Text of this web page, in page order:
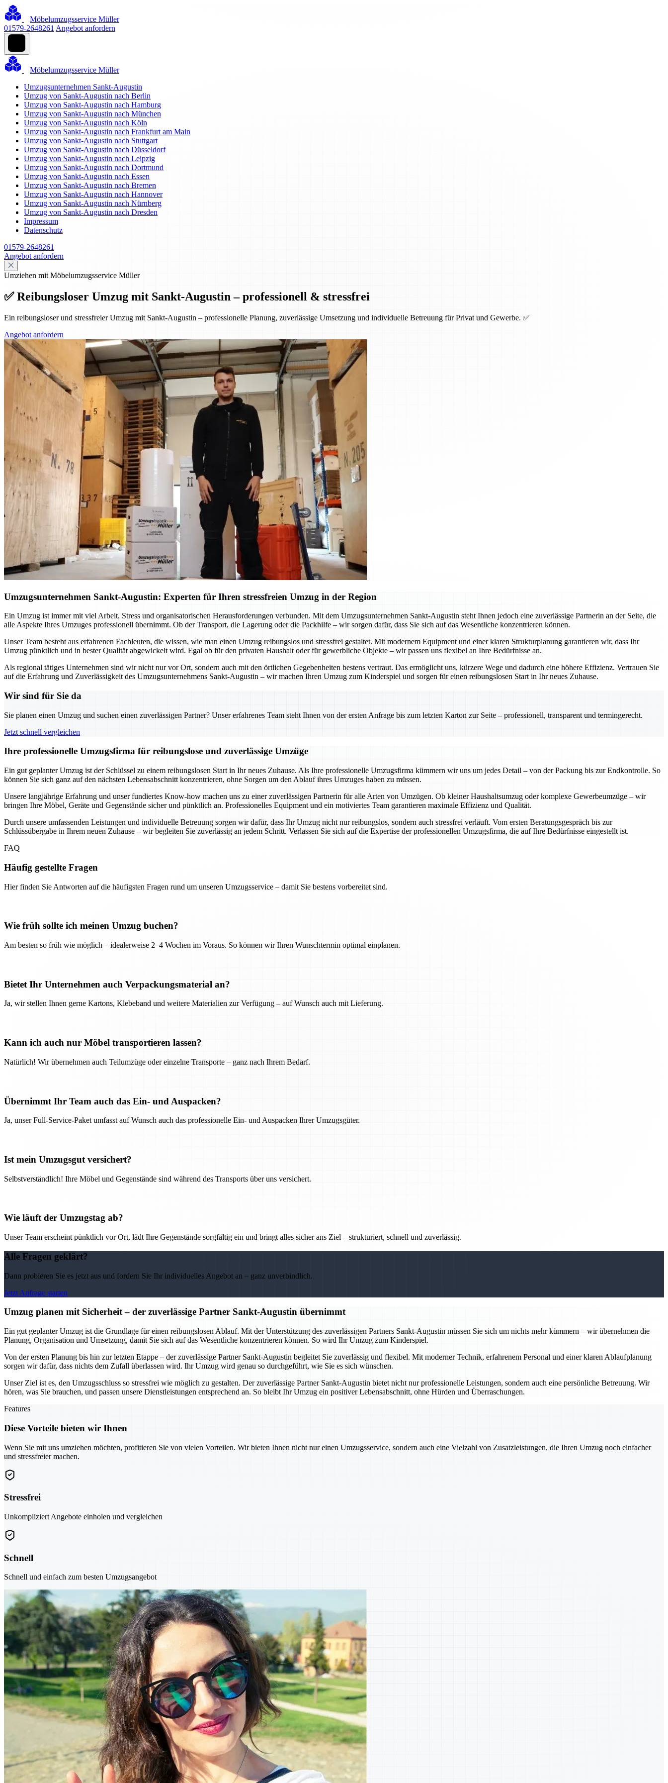
Möbelumzugsservice Müller
01579-2648261 Angebot anfordern
Möbelumzugsservice Müller
Umzugsunternehmen Sankt-Augustin
Umzug von Sankt-Augustin nach Berlin
Umzug von Sankt-Augustin nach Hamburg
Umzug von Sankt-Augustin nach München
Umzug von Sankt-Augustin nach Köln
Umzug von Sankt-Augustin nach Frankfurt am Main
Umzug von Sankt-Augustin nach Stuttgart
Umzug von Sankt-Augustin nach Düsseldorf
Umzug von Sankt-Augustin nach Leipzig
Umzug von Sankt-Augustin nach Dortmund
Umzug von Sankt-Augustin nach Essen
Umzug von Sankt-Augustin nach Bremen
Umzug von Sankt-Augustin nach Hannover
Umzug von Sankt-Augustin nach Nürnberg
Umzug von Sankt-Augustin nach Dresden
Impressum
Datenschutz
01579-2648261
Angebot anfordern
Umziehen mit Möbelumzugsservice Müller
✅ Reibungsloser Umzug mit Sankt-Augustin – professionell & stressfrei
Ein reibungsloser und stressfreier Umzug mit Sankt-Augustin – professionelle Planung, zuverlässige Umsetzung und individuelle Betreuung für Privat und Gewerbe. ✅
Angebot anfordern
Umzugsunternehmen Sankt-Augustin: Experten für Ihren stressfreien Umzug in der Region
Ein Umzug ist immer mit viel Arbeit, Stress und organisatorischen Herausforderungen verbunden. Mit dem Umzugsunternehmen Sankt-Augustin steht Ihnen jedoch eine zuverlässige Partnerin an der Seite, die
alle Aspekte Ihres Umzuges professionell übernimmt. Ob der Transport, die Lagerung oder die Packhilfe – wir sorgen dafür, dass Sie sich auf das Wesentliche konzentrieren können.
Unser Team besteht aus erfahrenen Fachleuten, die wissen, wie man einen Umzug reibungslos und stressfrei gestaltet. Mit modernem Equipment und einer klaren Strukturplanung garantieren wir, dass Ihr
Umzug pünktlich und in bester Qualität abgewickelt wird. Egal ob für den privaten Haushalt oder für gewerbliche Objekte – wir passen uns flexibel an Ihre Bedürfnisse an.
Als regional tätiges Unternehmen sind wir nicht nur vor Ort, sondern auch mit den örtlichen Gegebenheiten bestens vertraut. Das ermöglicht uns, kürzere Wege und dadurch eine höhere Effizienz. Vertrauen Sie
auf die Erfahrung und Zuverlässigkeit des Umzugsunternehmens Sankt-Augustin – wir machen Ihren Umzug zum Kinderspiel und sorgen für einen reibungslosen Start in Ihr neues Zuhause.
Wir sind für Sie da
Sie planen einen Umzug und suchen einen zuverlässigen Partner? Unser erfahrenes Team steht Ihnen von der ersten Anfrage bis zum letzten Karton zur Seite – professionell, transparent und termingerecht.
Jetzt schnell vergleichen
Ihre professionelle Umzugsfirma für reibungslose und zuverlässige Umzüge
Ein gut geplanter Umzug ist der Schlüssel zu einem reibungslosen Start in Ihr neues Zuhause. Als Ihre professionelle Umzugsfirma kümmern wir uns um jedes Detail – von der Packung bis zur Endkontrolle. So
können Sie sich ganz auf den nächsten Lebensabschnitt konzentrieren, ohne Sorgen um den Ablauf ihres Umzuges haben zu müssen.
Unsere langjährige Erfahrung und unser fundiertes Know-how machen uns zu einer zuverlässigen Partnerin für alle Arten von Umzügen. Ob kleiner Haushaltsumzug oder komplexe Gewerbeumzüge – wir
bringen Ihre Möbel, Geräte und Gegenstände sicher und pünktlich an. Professionelles Equipment und ein motiviertes Team garantieren maximale Effizienz und Qualität.
Durch unsere umfassenden Leistungen und individuelle Betreuung sorgen wir dafür, dass Ihr Umzug nicht nur reibungslos, sondern auch stressfrei verläuft. Vom ersten Beratungsgespräch bis zur
Schlüssübergabe in Ihrem neuen Zuhause – wir begleiten Sie zuverlässig an jedem Schritt. Verlassen Sie sich auf die Expertise der professionellen Umzugsfirma, die auf Ihre Bedürfnisse eingestellt ist.
FAQ
Häufig gestellte Fragen
Hier finden Sie Antworten auf die häufigsten Fragen rund um unseren Umzugsservice – damit Sie bestens vorbereitet sind.
Wie früh sollte ich meinen Umzug buchen?
Am besten so früh wie möglich – idealerweise 2–4 Wochen im Voraus. So können wir Ihren Wunschtermin optimal einplanen.
Bietet Ihr Unternehmen auch Verpackungsmaterial an?
Ja, wir stellen Ihnen gerne Kartons, Klebeband und weitere Materialien zur Verfügung – auf Wunsch auch mit Lieferung.
Kann ich auch nur Möbel transportieren lassen?
Natürlich! Wir übernehmen auch Teilumzüge oder einzelne Transporte – ganz nach Ihrem Bedarf.
Übernimmt Ihr Team auch das Ein- und Auspacken?
Ja, unser Full-Service-Paket umfasst auf Wunsch auch das professionelle Ein- und Auspacken Ihrer Umzugsgüter.
Ist mein Umzugsgut versichert?
Selbstverständlich! Ihre Möbel und Gegenstände sind während des Transports über uns versichert.
Wie läuft der Umzugstag ab?
Unser Team erscheint pünktlich vor Ort, lädt Ihre Gegenstände sorgfältig ein und bringt alles sicher ans Ziel – strukturiert, schnell und zuverlässig.
Alle Fragen geklärt?
Dann probieren Sie es jetzt aus und fordern Sie Ihr individuelles Angebot an – ganz unverbindlich.
Jetzt Anfrage starten
Umzug planen mit Sicherheit – der zuverlässige Partner Sankt-Augustin übernimmt
Ein gut geplanter Umzug ist die Grundlage für einen reibungslosen Ablauf. Mit der Unterstützung des zuverlässigen Partners Sankt-Augustin müssen Sie sich um nichts mehr kümmern – wir übernehmen die
Planung, Organisation und Umsetzung, damit Sie sich auf das Wesentliche konzentrieren können. So wird Ihr Umzug zum Kinderspiel.
Von der ersten Planung bis hin zur letzten Etappe – der zuverlässige Partner Sankt-Augustin begleitet Sie zuverlässig und flexibel. Mit moderner Technik, erfahrenem Personal und einer klaren Ablaufplanung
sorgen wir dafür, dass nichts dem Zufall überlassen wird. Ihr Umzug wird genau so durchgeführt, wie Sie es sich wünschen.
Unser Ziel ist es, den Umzugsschluss so stressfrei wie möglich zu gestalten. Der zuverlässige Partner Sankt-Augustin bietet nicht nur professionelle Leistungen, sondern auch eine persönliche Betreuung. Wir
hören, was Sie brauchen, und passen unsere Dienstleistungen entsprechend an. So bleibt Ihr Umzug ein positiver Lebensabschnitt, ohne Hürden und Überraschungen.
Features
Diese Vorteile bieten wir Ihnen
Wenn Sie mit uns umziehen möchten, profitieren Sie von vielen Vorteilen. Wir bieten Ihnen nicht nur einen Umzugsservice, sondern auch eine Vielzahl von Zusatzleistungen, die Ihren Umzug noch einfacher
und stressfreier machen.
Stressfrei
Unkompliziert Angebote einholen und vergleichen
Schnell
Schnell und einfach zum besten Umzugsangebot